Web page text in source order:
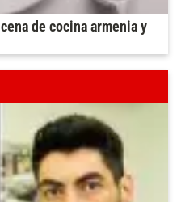
de cocina armenia y